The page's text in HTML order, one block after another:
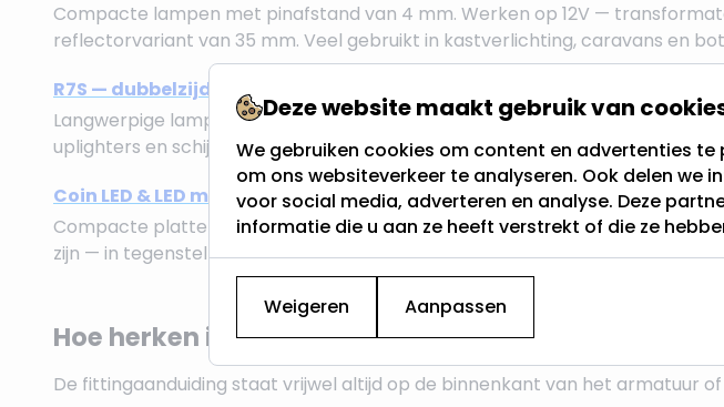
Compacte lampen met pinafstand van 4 mm. Werken op 12V —
reflectorvariant van 35 mm. Veel gebruikt in kastverlichting, caravans en
R7S — dubbelzijdige staaflamp (230V)
Langwerpige lamp met contactpunten aan beide uiteinden. Beschikbaar in
uplighters en schijnwerpers.
Coin LED & LED modules (230V)
Compacte platte lichtbronnen voor armaturen met onvoldoende
zijn — in tegenstelling tot vaste LED — los verwisselbaar.
Hoe herken ik mijn fitting?
De fittingaanduiding staat vrijwel altijd op de binnenkant van het armatuur
Deze website maakt gebruik van
We gebruiken cookies om content en advertenties
om ons websiteverkeer te analyseren. Ook delen we
voor social media, adverteren en analyse. Deze
informatie die u aan ze heeft verstrekt of die ze
Weigeren Aanpassen